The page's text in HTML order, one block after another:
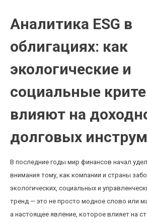
Аналитика ESG в
облигациях: как
экологические и
социальные
влияют на
долговых
В последние годы мир финансов начал
внимания тому, как компании и страны
экологических, социальных и
тренд — это не просто модное слово или
а настоящее явление, которое влияет на